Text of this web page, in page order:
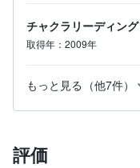
◇　ご購入の際の
＊必ず受けたから
ませんので
自己責任の元、お
＊効果の実感は個
＊お申込み頂いた
す
チャクラリーディング
取得年：2009年
もっと見る（他7件）
評価